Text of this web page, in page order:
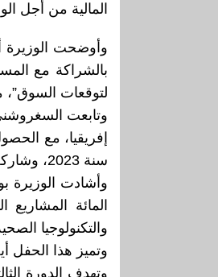
المالية من أجل
بالشراكة مع
لتوقعات السوق”، مضيفة أنه من
وتابعت
سنة 2023، وشاركت ما لا يقل عن 55 مقاولة في دورة 2024، و15 مقاولة في دورتي 2023 و2024.
والتكنولوجيا الصحية (7 في المائة)، والتكنولوجيا الفلاحية (7
وتميز هذا الحفل
وتهدف الدورة